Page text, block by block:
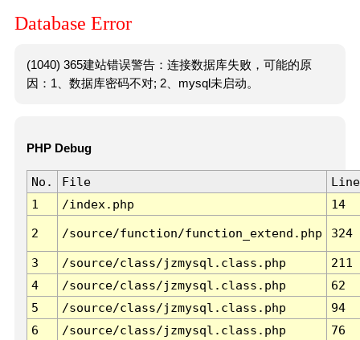
Database Error
(1040) 365建站错误警告：连接数据库失败，可能的原
因：1、数据库密码不对; 2、mysql未启动。
PHP Debug
No. File
Line
1
/index.php 14
2 /source/function/function_extend.php 324
3 /source/class/jzmysql.class.php
211
4
/source/class/jzmysql.class.php
62
5
/source/class/jzmysql.class.php
94
6
/source/class/jzmysql.class.php 76